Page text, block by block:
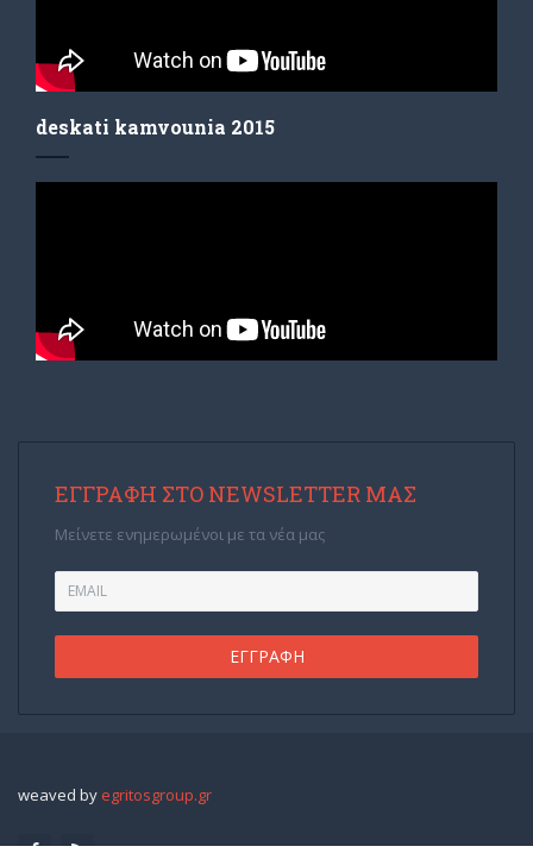
deskati kamvounia 2015
ΕΓΓΡΑΦΉ ΣΤΟ NEWSLETTER ΜΑΣ
Μείνετε ενημερωμένοι με τα νέα μας
weaved by egritosgroup.gr